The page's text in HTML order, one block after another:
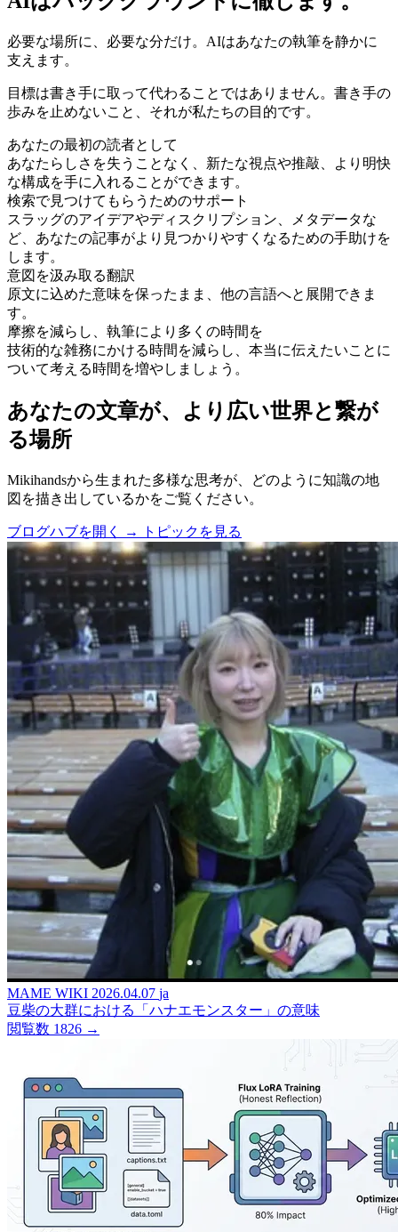
必要な場所に、必要な分だけ。AIはあなたの執筆を静かに
支えます。
目標は書き手に取って代わることではありません。書き手の
歩みを止めないこと、それが私たちの目的です。
あなたの最初の読者として
あなたらしさを失うことなく、新たな視点や推敲、より明快
な構成を手に入れることができます。
検索で見つけてもらうためのサポート
スラッグのアイデアやディスクリプション、メタデータな
ど、あなたの記事がより見つかりやすくなるための手助けを
します。
意図を汲み取る翻訳
原文に込めた意味を保ったまま、他の言語へと展開できま
す。
摩擦を減らし、執筆により多くの時間を
技術的な雑務にかける時間を減らし、本当に伝えたいことに
ついて考える時間を増やしましょう。
あなたの文章が、より広い世界と繋が
る場所
Mikihandsから生まれた多様な思考が、どのように知識の地
図を描き出しているかをご覧ください。
ブログハブを開く → トピックを見る
MAME WIKI 2026.04.07 ja
豆柴の大群における「ハナエモンスター」の意味
閲覧数 1826 →